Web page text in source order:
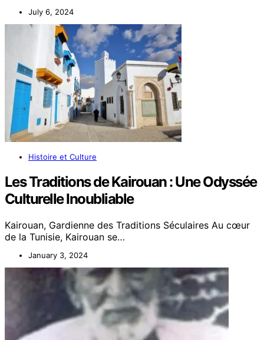
July 6, 2024
Histoire et Culture
Les Traditions de Kairouan : Une Odyssée
Culturelle Inoubliable
Kairouan, Gardienne des Traditions Séculaires Au cœur
de la Tunisie, Kairouan se…
January 3, 2024